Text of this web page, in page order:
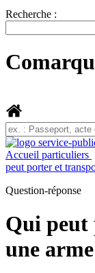
Recherche :
Accueil particuliers
peut porter et
Question-réponse
Qui peut
une